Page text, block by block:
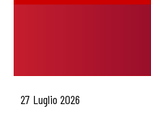
27 Luglio 2026